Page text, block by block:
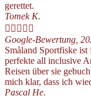
gerettet.
Tomek K.
    
Google-Bewertung,
Småland Sportfiske ist
perfekte all inclusive
Reisen über sie
mich klar, dass ich
Pascal He.